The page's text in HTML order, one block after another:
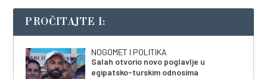
PROČITAJTE I:
NOGOMET I POLITIKA
Salah otvorio novo poglavlje u
egipatsko-turskim odnosima